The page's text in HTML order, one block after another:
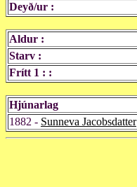
Deyð/ur :
Aldur :
Starv :
Frítt 1 : :
Hjúnarlag
1882 - Sunneva Jacobsdatter